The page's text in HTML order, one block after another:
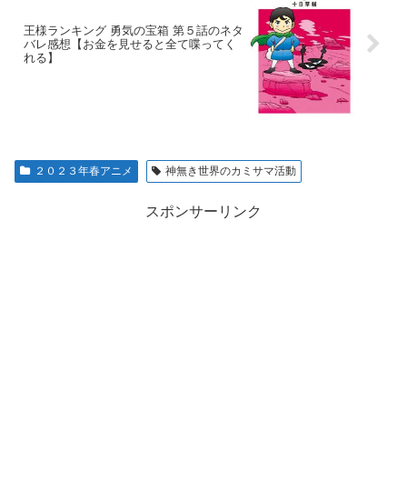
王様ランキング 勇気の宝箱 第５話のネタ
バレ感想【お金を見せると全て喋ってく
れる】
２０２３年春アニメ 神無き世界のカミサマ活動
スポンサーリンク